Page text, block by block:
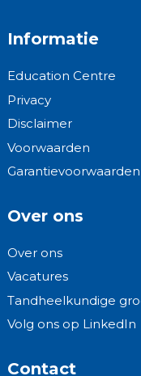
Informatie
Education Centre
Privacy
Disclaimer
Voorwaarden
Garantievoorwaarden
Over ons
Over ons
Vacatures
Tandheelkundige
Volg ons op LinkedIn
Contact